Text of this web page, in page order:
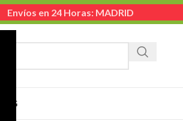
Envíos en 24 Horas: MADRID
BLOG